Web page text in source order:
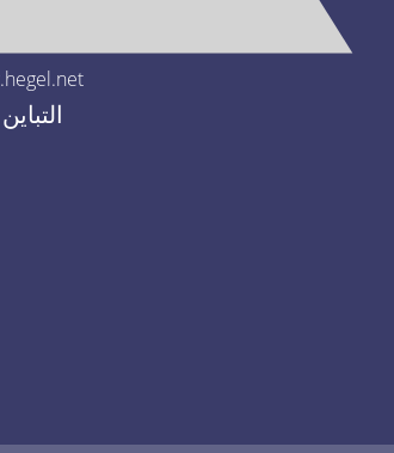
التباين